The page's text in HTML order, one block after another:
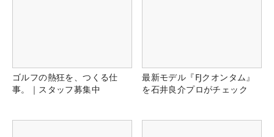
ゴルフの熱狂を、つくる仕
事。｜スタッフ募集中
最新モデル『FJクオンタム』
を石井良介プロがチェック